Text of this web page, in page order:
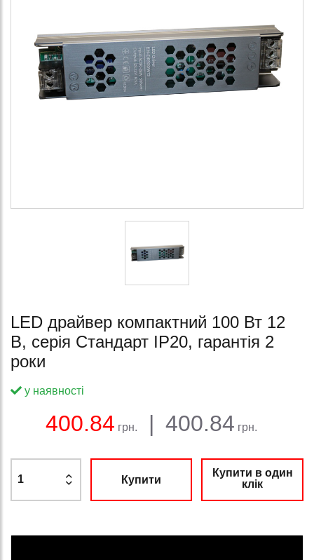
LED драйвер компактний 100 Вт 12
В, серія Стандарт IP20, гарантія 2
роки
Баланс:
у наявності
400.84 грн. | 400.84 грн.
Купити
Купити в один
клік